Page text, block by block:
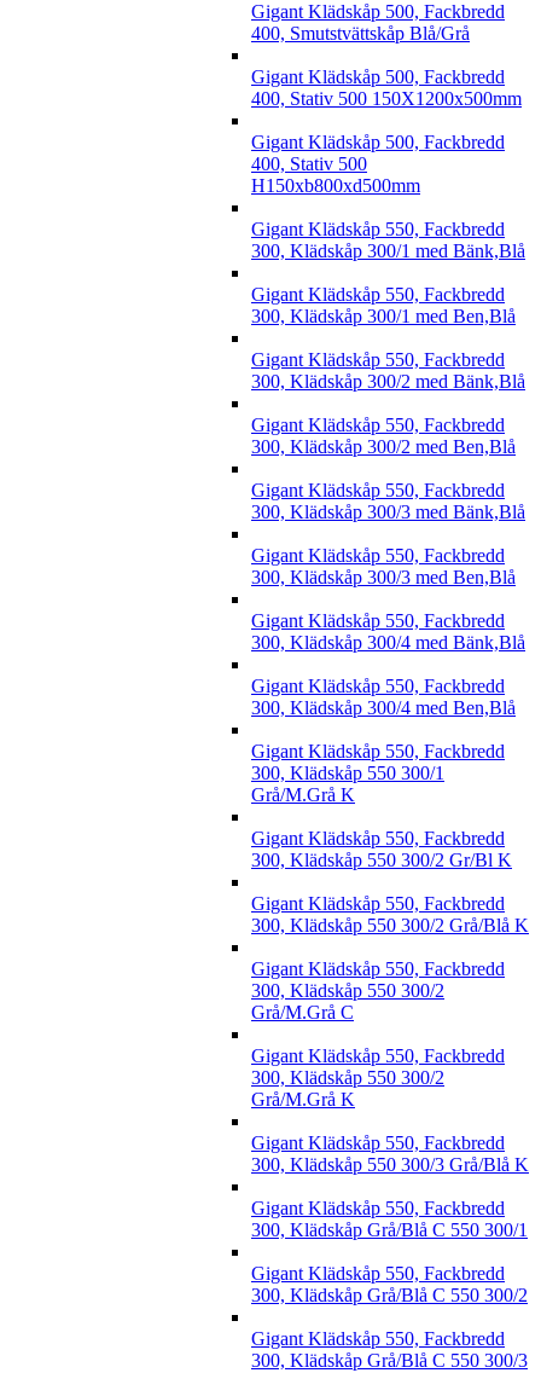
Gigant Klädskåp 500, Fackbredd
400, Smutstvättskåp Blå/Grå
Gigant Klädskåp 500, Fackbredd
400, Stativ 500 150X1200x500mm
Gigant Klädskåp 500, Fackbredd
400, Stativ 500
H150xb800xd500mm
Gigant Klädskåp 550, Fackbredd
300, Klädskåp 300/1 med Bänk,Blå
Gigant Klädskåp 550, Fackbredd
300, Klädskåp 300/1 med Ben,Blå
Gigant Klädskåp 550, Fackbredd
300, Klädskåp 300/2 med Bänk,Blå
Gigant Klädskåp 550, Fackbredd
300, Klädskåp 300/2 med Ben,Blå
Gigant Klädskåp 550, Fackbredd
300, Klädskåp 300/3 med Bänk,Blå
Gigant Klädskåp 550, Fackbredd
300, Klädskåp 300/3 med Ben,Blå
Gigant Klädskåp 550, Fackbredd
300, Klädskåp 300/4 med Bänk,Blå
Gigant Klädskåp 550, Fackbredd
300, Klädskåp 300/4 med Ben,Blå
Gigant Klädskåp 550, Fackbredd
300, Klädskåp 550 300/1
Grå/M.Grå K
Gigant Klädskåp 550, Fackbredd
300, Klädskåp 550 300/2 Gr/Bl K
Gigant Klädskåp 550, Fackbredd
300, Klädskåp 550 300/2 Grå/Blå K
Gigant Klädskåp 550, Fackbredd
300, Klädskåp 550 300/2
Grå/M.Grå C
Gigant Klädskåp 550, Fackbredd
300, Klädskåp 550 300/2
Grå/M.Grå K
Gigant Klädskåp 550, Fackbredd
300, Klädskåp 550 300/3 Grå/Blå K
Gigant Klädskåp 550, Fackbredd
300, Klädskåp Grå/Blå C 550 300/1
Gigant Klädskåp 550, Fackbredd
300, Klädskåp Grå/Blå C 550 300/2
Gigant Klädskåp 550, Fackbredd
300, Klädskåp Grå/Blå C 550 300/3